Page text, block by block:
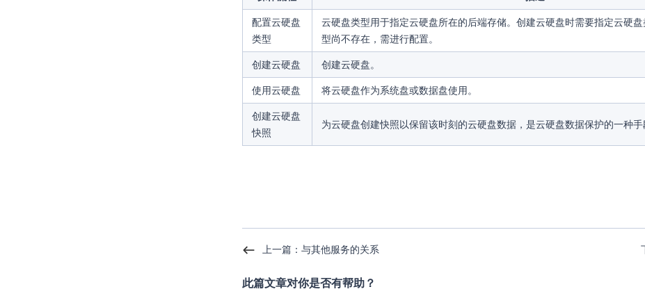
配置云硬盘
类型
云硬盘类型用于指定云硬盘所在的后端存储。创建云硬盘时需要指定云硬
型尚不存在，需进行配置。
创建云硬盘 创建云硬盘。
使用云硬盘 将云硬盘作为系统盘或数据盘使用。
创建云硬盘
快照
为云硬盘创建快照以保留该时刻的云硬盘数据，是云硬盘数据保护的一种手
上一篇：与其他服务的关系
此篇文章对你是否有帮助？